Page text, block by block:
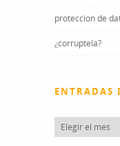
proteccion de
¿corruptela?
ENTRADAS
Entradas
del